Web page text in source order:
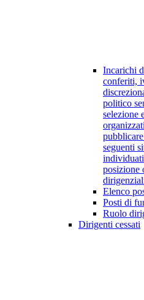
Incarichi
conferiti,
politico
selezione
seguenti
posizione
Elenco
Posti di
Ruolo
Dirigenti cessati